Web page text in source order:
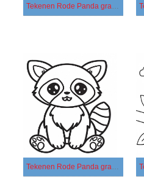
Tekenen Rode Panda gratis afdrukbaar basis
Tekenen Rode Panda gratis afdrukbaar simpel